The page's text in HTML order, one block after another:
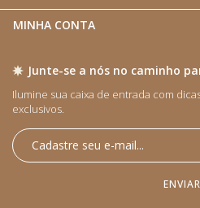
MINHA CONTA
Junte-se a nós no caminho
Ilumine sua caixa de entrada com
exclusivos.​